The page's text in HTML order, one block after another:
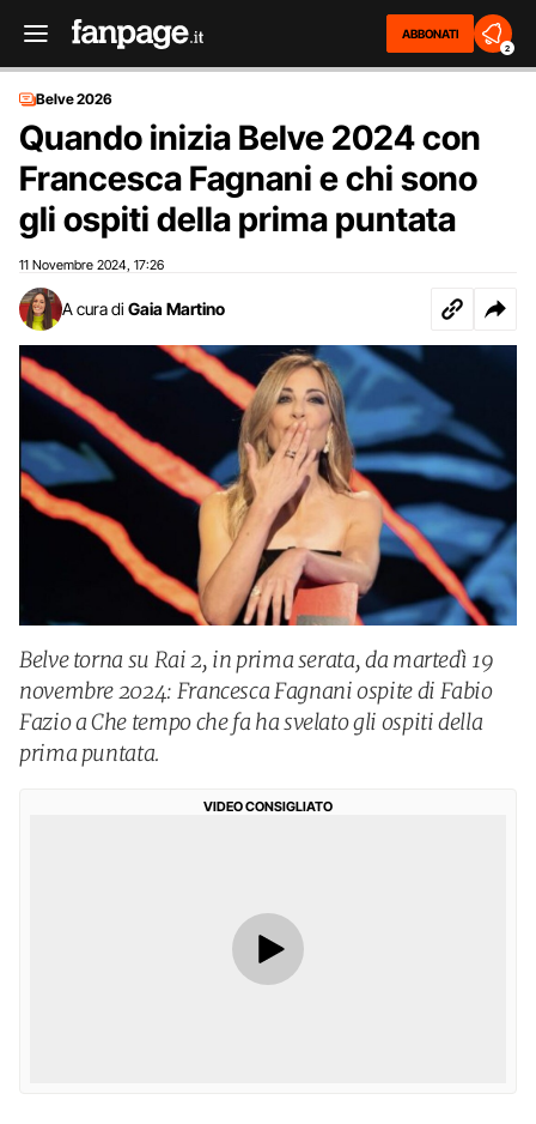
ABBONATI
2
Belve 2026
Quando inizia Belve 2024 con
Francesca Fagnani e chi sono
gli ospiti della prima puntata
11 Novembre 2024 17:26
A cura di Gaia Martino
Belve torna su Rai 2, in prima serata, da martedì 19
novembre 2024: Francesca Fagnani ospite di Fabio
Fazio a Che tempo che fa ha svelato gli ospiti della
prima puntata.
VIDEO CONSIGLIATO